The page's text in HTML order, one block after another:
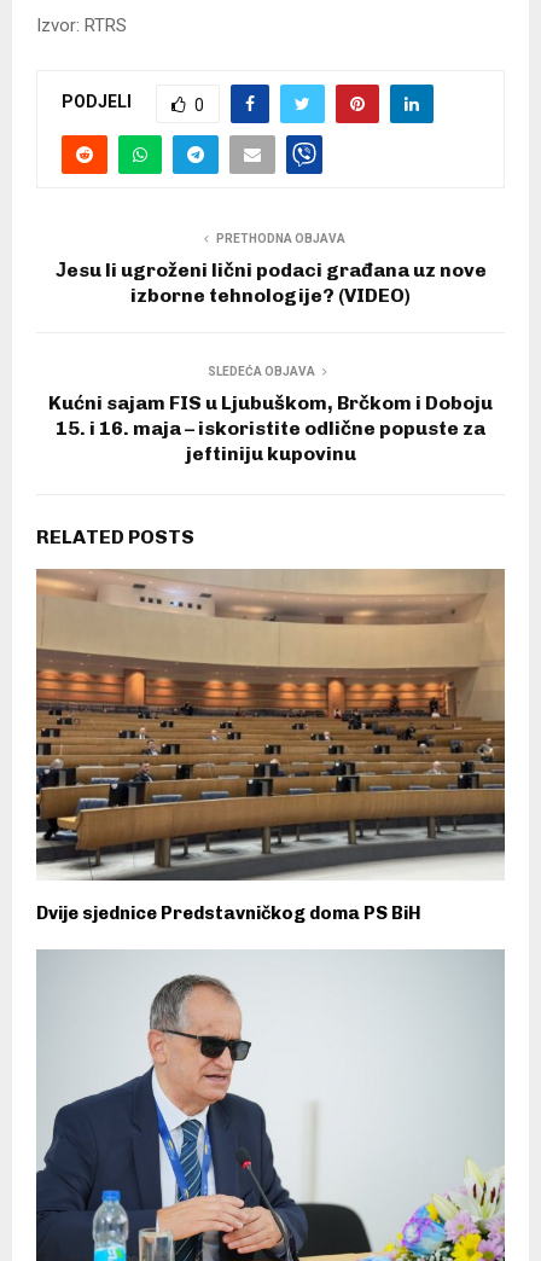
Izvor: RTRS
PODJELI 0
PRETHODNA OBJAVA
Јesu li ugroženi lični podaci građana uz nove
izborne tehnologije? (VIDEO)
SLEDEĆA OBJAVA
Kućni sajam FIS u Ljubuškom, Brčkom i Doboju
15. i 16. maja – iskoristite odlične popuste za
jeftiniju kupovinu
RELATED POSTS
Dvije sjednice Predstavničkog doma PS BiH